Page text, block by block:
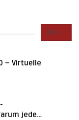
Alle
– Virtuelle
jede…